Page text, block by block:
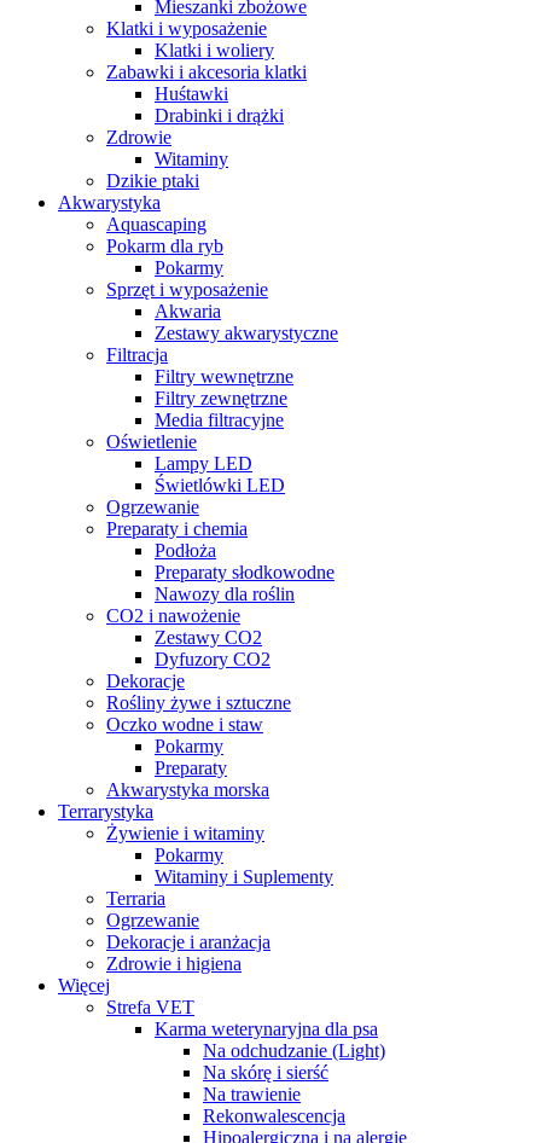
Mieszanki zbożowe
Klatki i wyposażenie
Klatki i woliery
Zabawki i akcesoria klatki
Huśtawki
Drabinki i drążki
Zdrowie
Witaminy
Dzikie ptaki
Akwarystyka
Aquascaping
Pokarm dla ryb
Pokarmy
Sprzęt i wyposażenie
Akwaria
Zestawy akwarystyczne
Filtracja
Filtry wewnętrzne
Filtry zewnętrzne
Media filtracyjne
Oświetlenie
Lampy LED
Świetlówki LED
Ogrzewanie
Preparaty i chemia
Podłoża
Preparaty słodkowodne
Nawozy dla roślin
CO2 i nawożenie
Zestawy CO2
Dyfuzory CO2
Dekoracje
Rośliny żywe i sztuczne
Oczko wodne i staw
Pokarmy
Preparaty
Akwarystyka morska
Terrarystyka
Żywienie i witaminy
Pokarmy
Witaminy i Suplementy
Terraria
Ogrzewanie
Dekoracje i aranżacja
Zdrowie i higiena
Więcej
Strefa VET
Karma weterynaryjna dla psa
Na odchudzanie (Light)
Na skórę i sierść
Na trawienie
Rekonwalescencja
Hipoalergiczna i na alergie